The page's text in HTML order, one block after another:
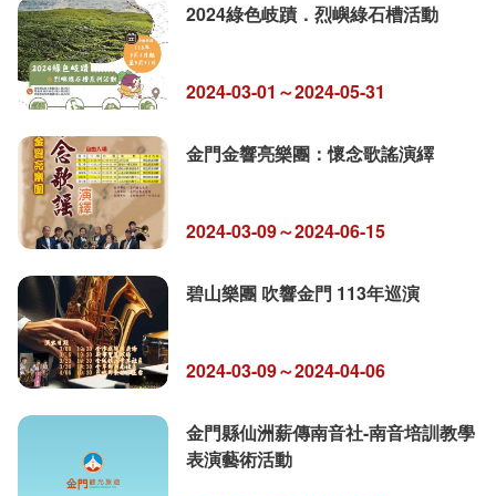
2024綠色岐蹟．烈嶼綠石槽活動
2024-03-01～2024-05-31
金門金響亮樂團：懷念歌謠演繹
2024-03-09～2024-06-15
碧山樂團 吹響金門 113年巡演
2024-03-09～2024-04-06
金門縣仙洲薪傳南音社-南音培訓教學
表演藝術活動